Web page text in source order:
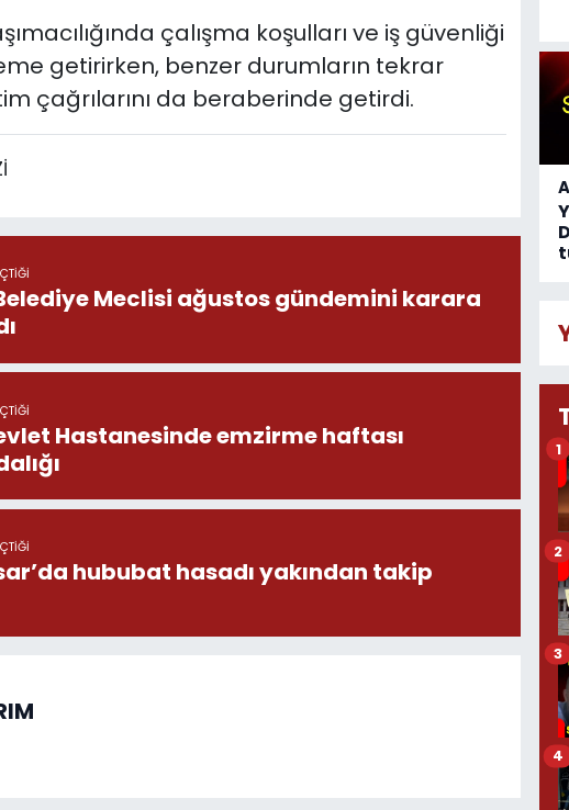
çalışma koşulları ve iş güvenliği
getirirken, benzer durumların tekrar
çağrılarını da beraberinde getirdi.
Meclisi ağustos gündemini karara
Hastanesinde emzirme haftası
hububat hasadı yakından takip
1
2
3
4